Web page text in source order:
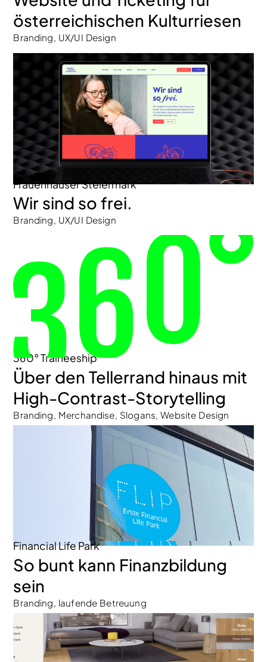
österreichischen Kulturriesen
Branding, UX/UI Design
Frauenhäuser Steiermark
Wir sind so frei.
Branding, UX/UI Design
360° Traineeship
Über den Tellerrand hinaus mit
High-Contrast-Storytelling
Branding, Merchandise, Slogans, Website Design
Financial Life Park
So bunt kann Finanzbildung
sein
Branding, laufende Betreuung